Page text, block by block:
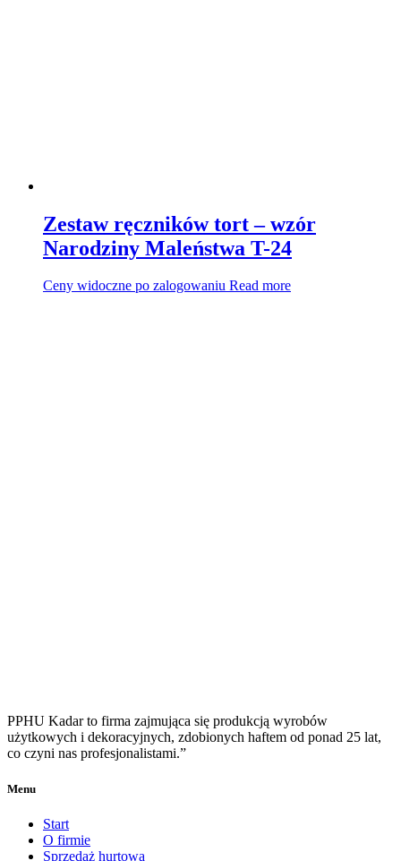
Zestaw ręczników tort – wzór
Narodziny Maleństwa T-24
Ceny widoczne po zalogowaniu Read more
PPHU Kadar to firma zajmująca się produkcją wyrobów
użytkowych i dekoracyjnych, zdobionych haftem od ponad 25 lat,
co czyni nas profesjonalistami.”
Menu
Start
O firmie
Sprzedaż hurtowa